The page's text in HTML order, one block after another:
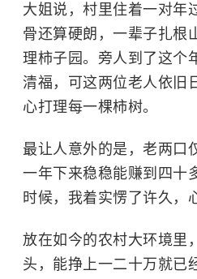
大姐说，村里住着一对年
骨还算硬朗，一辈子扎根
理柿子园。旁人到了这个
清福，可这两位老人依旧
心打理每一棵柿树。
最让人意外的是，老两口
一年下来稳稳能赚到四十
时候，我着实愣了许久，
放在如今的农村大环境里
头，能挣上一二十万就已